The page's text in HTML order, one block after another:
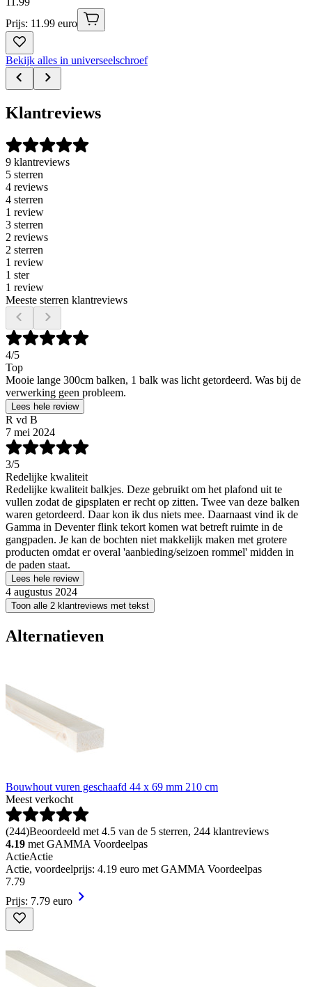
Prijs: 11.99 euro
Bekijk alles in universeelschroef
Klantreviews
9 klantreviews
5 sterren
4 reviews
4 sterren
1 review
3 sterren
2 reviews
2 sterren
1 review
1 ster
1 review
Meeste sterren klantreviews
4/5
Top
Mooie lange 300cm balken, 1 balk was licht getordeerd. Was bij de
verwerking geen probleem.
Lees hele review
R vd B
7 mei 2024
3/5
Redelijke kwaliteit
Redelijke kwaliteit balkjes. Deze gebruikt om het plafond uit te
vullen zodat de gipsplaten er recht op zitten. Twee van deze balken
waren getordeerd. Daar kon ik dus niets mee. Daarnaast vind ik de
Gamma in Deventer flink tekort komen wat betreft ruimte in de
gangpaden. Je kan de bochten niet makkelijk maken met grotere
producten omdat er overal 'aanbieding/seizoen rommel' midden in
de paden staat.
Lees hele review
4 augustus 2024
Toon alle 2 klantreviews met tekst
Alternatieven
Bouwhout vuren geschaafd 44 x 69 mm 210 cm
Meest verkocht
(244)Beoordeeld met 4.5 van de 5 sterren, 244 klantreviews
4.19 met GAMMA Voordeelpas
ActieActie
Actie, voordeelprijs: 4.19 euro met GAMMA Voordeelpas
7.79
Prijs: 7.79 euro